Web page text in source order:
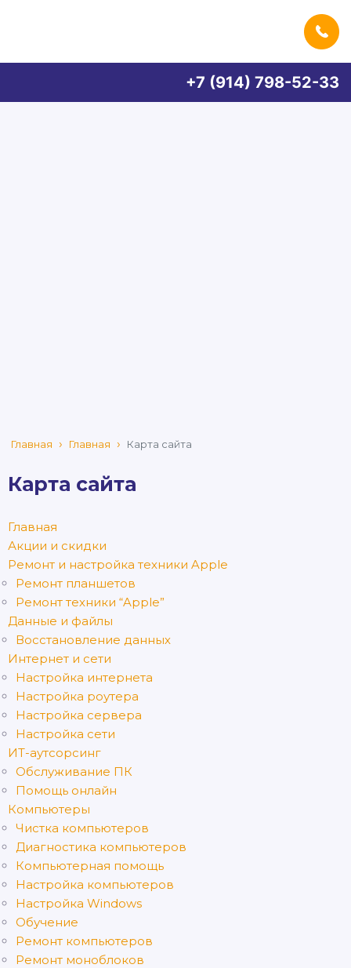
+7 (914) 798-52-33
Главная Главная Карта сайта
Карта сайта
Главная
Акции и скидки
Ремонт и настройка техники Apple
Ремонт планшетов
Ремонт техники “Apple”
Данные и файлы
Восстановление данных
Интернет и сети
Настройка интернета
Настройка роутера
Настройка сервера
Настройка сети
ИТ-аутсорсинг
Обслуживание ПК
Помощь онлайн
Компьютеры
Чистка компьютеров
Диагностика компьютеров
Компьютерная помощь
Настройка компьютеров
Настройка Windows
Обучение
Ремонт компьютеров
Ремонт моноблоков